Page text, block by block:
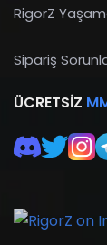
RigorZ
Sipariş
ÜCRETSIZ